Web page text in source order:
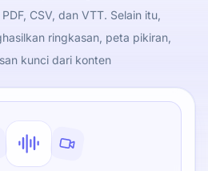
CSV, dan VTT. Selain itu,
ringkasan, peta pikiran,
kunci dari konten